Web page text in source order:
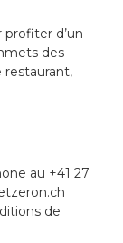
profiter d’un
des
au +41 27
de